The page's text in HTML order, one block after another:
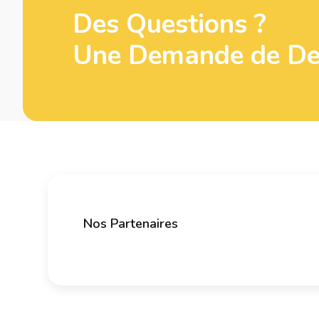
Des Questions ?
Une Demande de
Nos Partenaires